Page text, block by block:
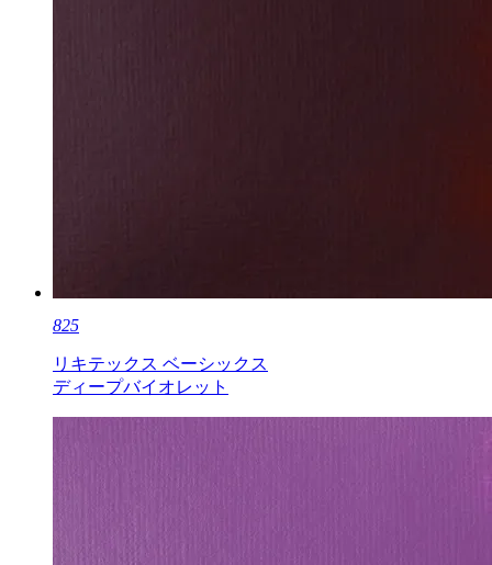
825
リキテックス ベーシックス
ディープバイオレット